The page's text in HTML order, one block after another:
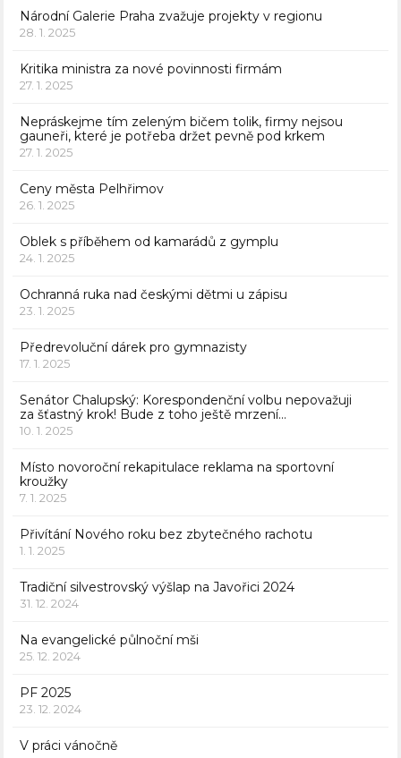
Národní Galerie Praha zvažuje projekty v regionu
28. 1. 2025
Kritika ministra za nové povinnosti firmám
27. 1. 2025
Nepráskejme tím zeleným bičem tolik, firmy nejsou
gauneři, které je potřeba držet pevně pod krkem
27. 1. 2025
Ceny města Pelhřimov
26. 1. 2025
Oblek s příběhem od kamarádů z gymplu
24. 1. 2025
Ochranná ruka nad českými dětmi u zápisu
23. 1. 2025
Předrevoluční dárek pro gymnazisty
17. 1. 2025
Senátor Chalupský: Korespondenční volbu nepovažuji
za šťastný krok! Bude z toho ještě mrzení…
10. 1. 2025
Místo novoroční rekapitulace reklama na sportovní
kroužky
7. 1. 2025
Přivítání Nového roku bez zbytečného rachotu
1. 1. 2025
Tradiční silvestrovský výšlap na Javořici 2024
31. 12. 2024
Na evangelické půlnoční mši
25. 12. 2024
PF 2025
23. 12. 2024
V práci vánočně